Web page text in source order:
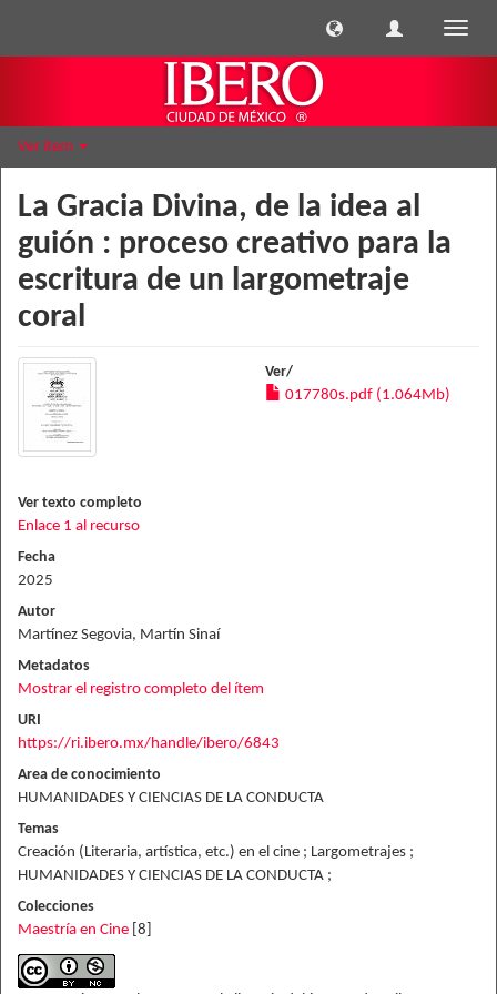
Ver ítem
La Gracia Divina, de la idea al
guión : proceso creativo para la
escritura de un largometraje
coral
Ver/
017780s.pdf (1.064Mb)
Ver texto completo
Enlace 1 al recurso
Fecha
2025
Autor
Martínez Segovia, Martín Sinaí
Metadatos
Mostrar el registro completo del ítem
URI
https://ri.ibero.mx/handle/ibero/6843
Area de conocimiento
HUMANIDADES Y CIENCIAS DE LA CONDUCTA
Temas
Creación (Literaria, artística, etc.) en el cine ; Largometrajes ;
HUMANIDADES Y CIENCIAS DE LA CONDUCTA ;
Colecciones
Maestría en Cine [8]